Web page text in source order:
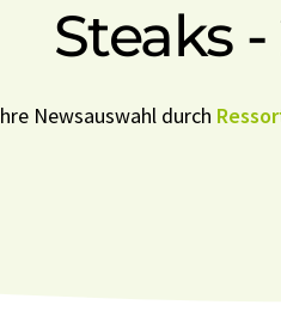
Steaks
Newsauswahl durch